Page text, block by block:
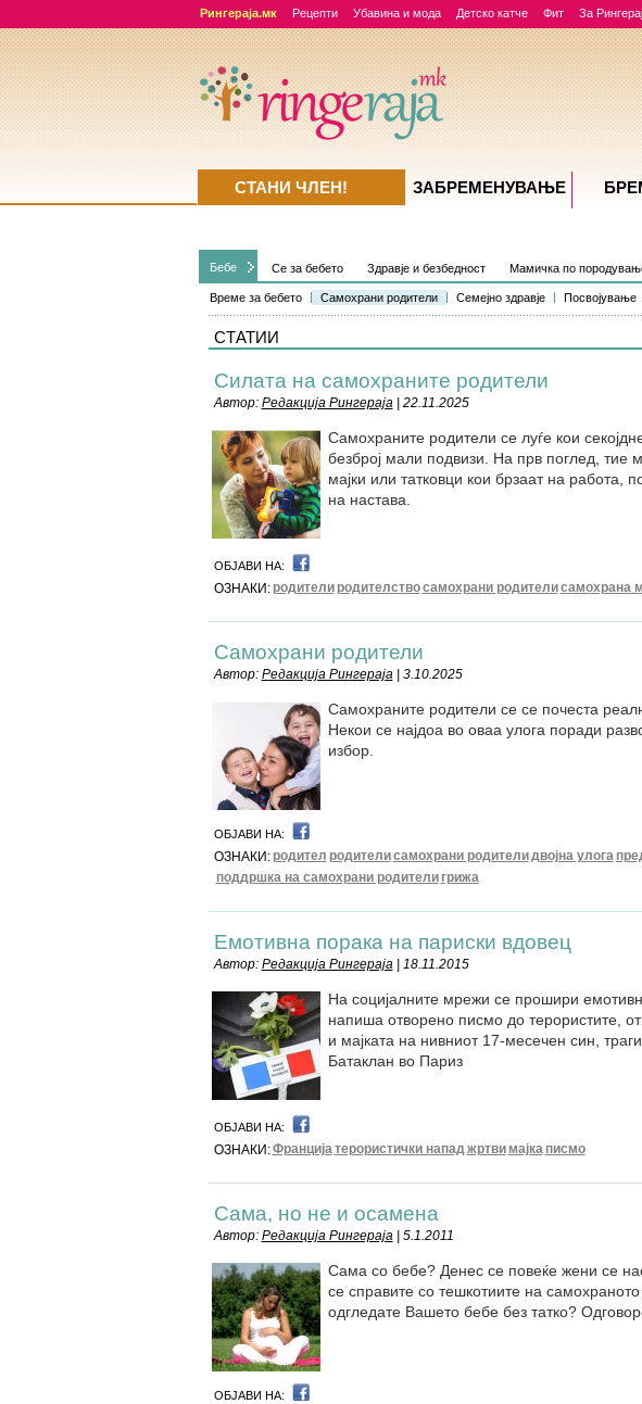
Рингераја.мк Рецепти Убавина и мода Детско катче Фит За
Бебе Се за бебето Здравје и безбедност Мамичка по
Време за бебето Самохрани родители Семејно здравје Посвојување
СТАТИИ
Силата на самохраните родители
Автор: Редакција Рингераја| 22.11.2025
Самохраните родители се луѓе кои
безброј мали подвизи. На прв поглед, тие
мајки или татковци кои брзаат на работа,
на настава.
ОБЈАВИ НА:
ОЗНАКИ: родители родителствосамохрани родителисамохрана
Самохрани родители
Автор: Редакција Рингераја| 3.10.2025
Самохраните родители се се почеста
Некои се најдоа во оваа улога поради
избор.
ОБЈАВИ НА:
ОЗНАКИ: родител родителисамохрани родителидвојна улога
поддршка на самохрани родители грижа
Емотивна порака на париски вдовец
Автор: Редакција Рингераја| 18.11.2015
На социјалните мрежи се прошири
напиша отворено писмо до терористите,
и мајката на нивниот 17-месечен син,
Батаклан во Париз
ОБЈАВИ НА:
ОЗНАКИ:Францијатерористички нападжртви мајка писмо
Сама, но не и осамена
Автор: Редакција Рингераја| 5.1.2011
Сама со бебе? Денес се повеќе жени се
се справите со тешкотиите на
одгледате Вашето бебе без татко?
ОБЈАВИ НА:
СТАНИ ЧЛЕН! ЗАБРЕМЕНУВАЊE